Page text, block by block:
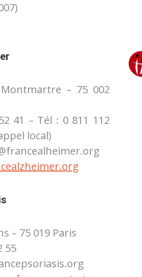
– 75 002
41 – Tél : 0 811 112
local)
– 75 019 Paris
55